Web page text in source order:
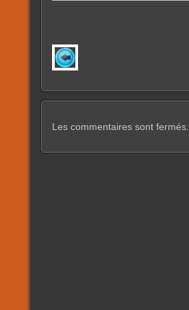
Les commentaires sont fermés.